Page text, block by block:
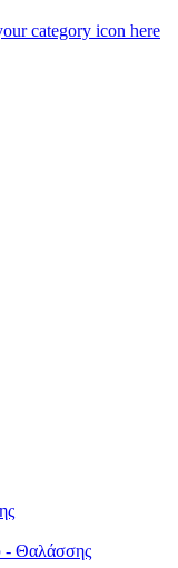
category icon here
- Θαλάσσης